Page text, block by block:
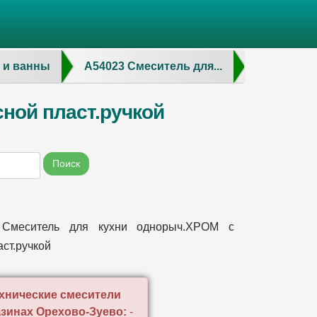
и ванны А54023 Смеситель для...
пласт.ручкой
Поиск
для кухни однорыч.ХРОМ с
смесители
Орехово-Зуево: -